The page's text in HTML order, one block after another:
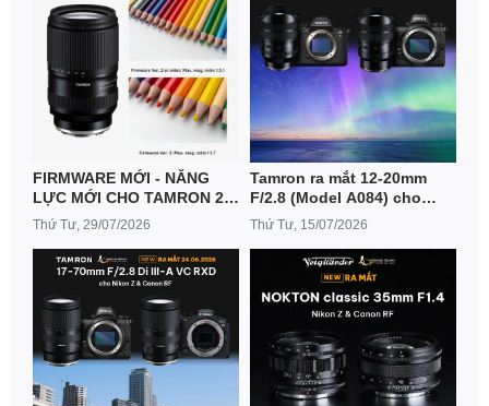
FIRMWARE MỚI - NĂNG
LỰC MỚI CHO TAMRON 25-
200MM F/2.8-5.6 G2
Thứ Tư, 29/07/2026
Tamron ra mắt 12-20mm
F/2.8 (Model A084) cho
Sony E & Nikon Z
Thứ Tư, 15/07/2026